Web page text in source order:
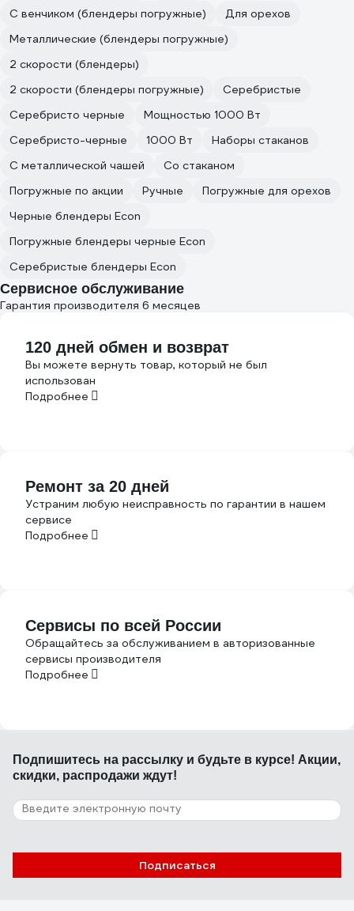
С венчиком (блендеры погружные)
Для орехов
Металлические (блендеры погружные)
2 скорости (блендеры)
2 скорости (блендеры погружные)
Серебристые
Серебристо черные
Мощностью 1000 Вт
Серебристо-черные
1000 Вт
Наборы стаканов
С металлической чашей
Со стаканом
Погружные по акции
Ручные
Погружные для орехов
Черные блендеры Econ
Погружные блендеры черные Econ
Серебристые блендеры Econ
Сервисное обслуживание
Гарантия производителя 6 месяцев
120 дней обмен и возврат
Вы можете вернуть товар, который не был
использован
Подробнее
Ремонт за 20 дней
Устраним любую неисправность по гарантии в нашем
сервисе
Подробнее
Сервисы по всей России
Обращайтесь за обслуживанием в авторизованные
сервисы производителя
Подробнее
Подпишитесь на рассылку и будьте в курсе! Акции,
скидки, распродажи ждут!
Подписаться